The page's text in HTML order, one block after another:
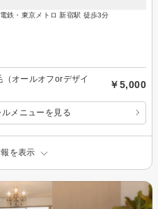
鉄・東京メトロ 新宿駅 徒歩3分
（オールオフorデザイ
￥5,000
メニューを見る
を表示